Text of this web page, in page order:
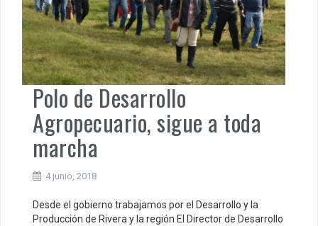
Polo de Desarrollo
Agropecuario, sigue a toda
marcha
4 junio, 2018
Desde el gobierno trabajamos por el Desarrollo y la
Producción de Rivera y la región El Director de Desarrollo